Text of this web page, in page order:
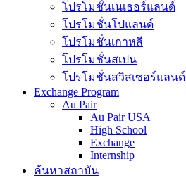
โปรโมชั่นเนเธอร์แลนด์
โปรโมชั่นโปแลนด์
โปรโมชั่นเกาหลี
โปรโมชั่นสเปน
โปรโมชั่นสวิสเซอร์แลนด์
Exchange Program
Au Pair
Au Pair USA
High School
Exchange
Internship
ค้นหาสถาบัน